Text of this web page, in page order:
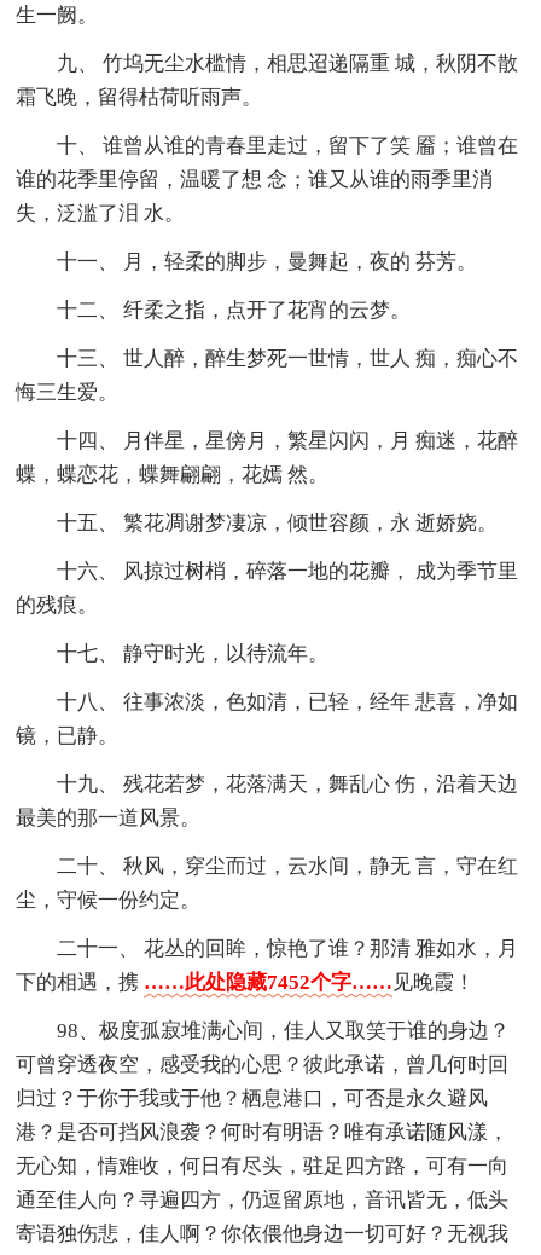
生一阙。
九、 竹坞无尘水槛情，相思迢递隔重 城，秋阴不散
霜飞晚，留得枯荷听雨声。
十、 谁曾从谁的青春里走过，留下了笑 靥；谁曾在
谁的花季里停留，温暖了想 念；谁又从谁的雨季里消
失，泛滥了泪 水。
十一、 月，轻柔的脚步，曼舞起，夜的 芬芳。
十二、 纤柔之指，点开了花宵的云梦。
十三、 世人醉，醉生梦死一世情，世人 痴，痴心不
悔三生爱。
十四、 月伴星，星傍月，繁星闪闪，月 痴迷，花醉
蝶，蝶恋花，蝶舞翩翩，花嫣 然。
十五、 繁花凋谢梦凄凉，倾世容颜，永 逝娇娆。
十六、 风掠过树梢，碎落一地的花瓣， 成为季节里
的残痕。
十七、 静守时光，以待流年。
十八、 往事浓淡，色如清，已轻，经年 悲喜，净如
镜，已静。
十九、 残花若梦，花落满天，舞乱心 伤，沿着天边
最美的那一道风景。
二十、 秋风，穿尘而过，云水间，静无 言，守在红
尘，守候一份约定。
二十一、 花丛的回眸，惊艳了谁？那清 雅如水，月
下的相遇，携 ……此处隐藏7452个字…… 见晚霞！
98、极度孤寂堆满心间，佳人又取笑于谁的身边？
可曾穿透夜空，感受我的心思？彼此承诺，曾几何时回
归过？于你于我或于他？栖息港口，可否是永久避风
港？是否可挡风浪袭？何时有明语？唯有承诺随风漾，
无心知，情难收，何日有尽头，驻足四方路，可有一向
通至佳人向？寻遍四方，仍逗留原地，音讯皆无，低头
寄语独伤悲，佳人啊？你依偎他身边一切可好？无视我